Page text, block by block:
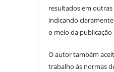
resultados em
indicando
o meio da publicação
O autor também
trabalho às normas